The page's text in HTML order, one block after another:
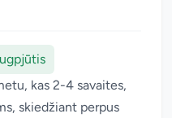
kas 2-4 savaites,
skiedžiant perpus